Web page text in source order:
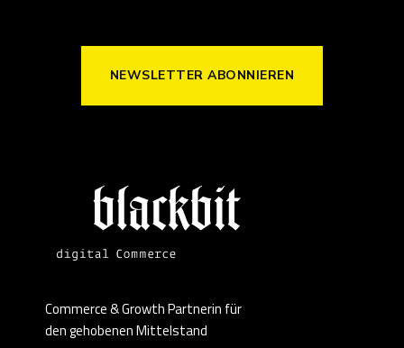
NEWSLETTER ABONNIEREN
Commerce & Growth Partnerin für
den gehobenen Mittelstand